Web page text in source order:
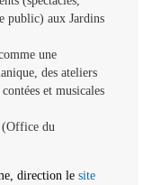
public) aux Jardins
une
des ateliers
et musicales
du
direction le site